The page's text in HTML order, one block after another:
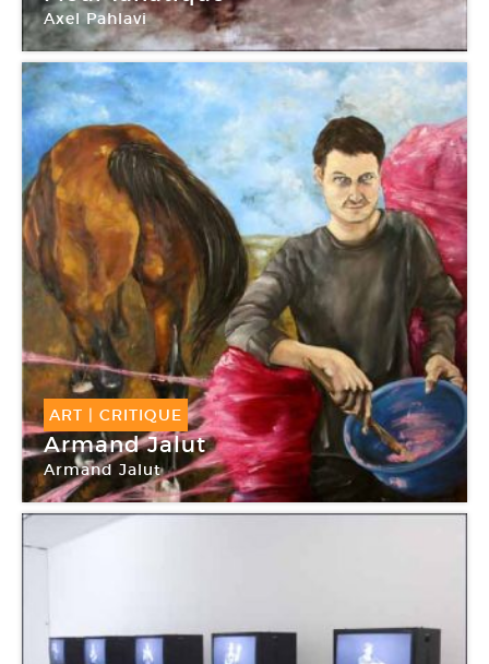
Axel Pahlavi
Galerie Eva Hober
ART CRITIQUE
Armand Jalut
Armand Jalut
Galerie Michel Rein